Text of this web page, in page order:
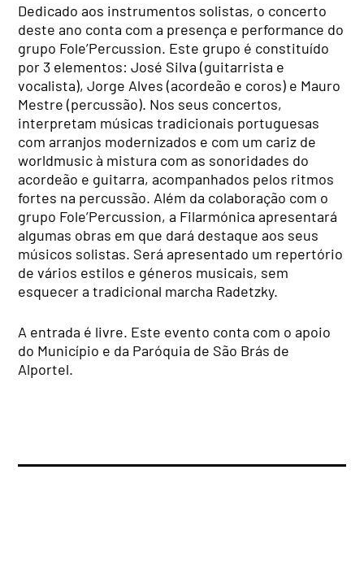
Dedicado aos instrumentos solistas, o concerto
deste ano conta com a presença e performance do
grupo Fole’Percussion. Este grupo é constituído
por 3 elementos: José Silva (guitarrista e
vocalista), Jorge Alves (acordeão e coros) e Mauro
Mestre (percussão). Nos seus concertos,
interpretam músicas tradicionais portuguesas
com arranjos modernizados e com um cariz de
worldmusic à mistura com as sonoridades do
acordeão e guitarra, acompanhados pelos ritmos
fortes na percussão. Além da colaboração com o
grupo Fole’Percussion, a Filarmónica apresentará
algumas obras em que dará destaque aos seus
músicos solistas. Será apresentado um repertório
de vários estilos e géneros musicais, sem
esquecer a tradicional marcha Radetzky.
A entrada é livre. Este evento conta com o apoio
do Município e da Paróquia de São Brás de
Alportel.